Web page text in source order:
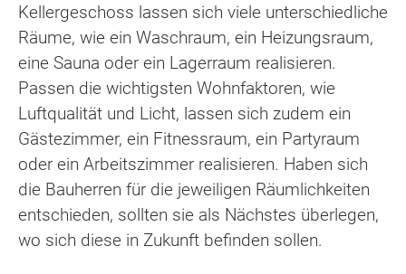
Kellergeschoss lassen sich viele unterschiedliche
Räume, wie ein Waschraum, ein Heizungsraum,
eine Sauna oder ein Lagerraum realisieren.
Passen die wichtigsten Wohnfaktoren, wie
Luftqualität und Licht, lassen sich zudem ein
Gästezimmer, ein Fitnessraum, ein Partyraum
oder ein Arbeitszimmer realisieren. Haben sich
die Bauherren für die jeweiligen Räumlichkeiten
entschieden, sollten sie als Nächstes überlegen,
wo sich diese in Zukunft befinden sollen.